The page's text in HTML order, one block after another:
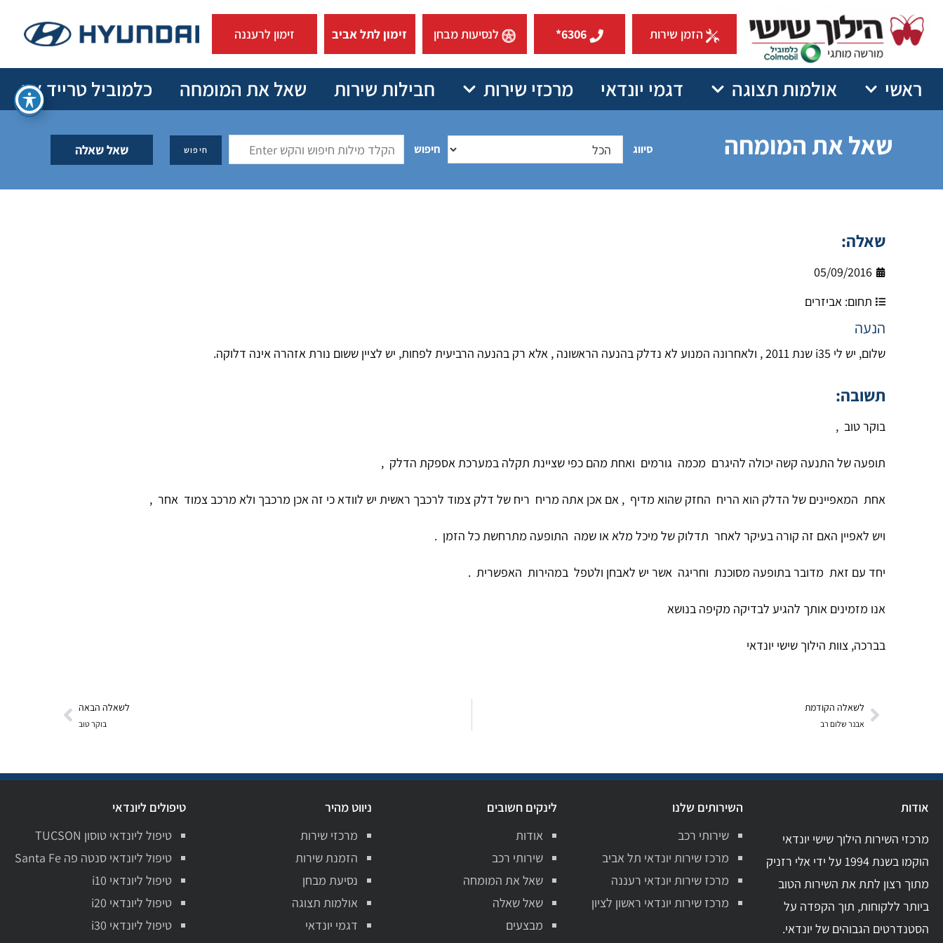
הזמן שירות 6306* לנסיעות מבחן זימון לתל אביב זימון לרעננה
ראשי אולמות תצוגה דגמי יונדאי מרכזי שירות חבילות שירות שאל את המומחה כלמוביל טרייד אין
שאל את המומחה סיווג חיפוש שאל שאלה
שאלה:
05/09/2016
תחום: אביזרים
הנעה
שלום, יש לי i35 שנת 2011 , ולאחרונה המנוע לא נדלק בהנעה הראשונה , אלא רק בהנעה הרביעית לפחות, יש לציין ששום נורת אזהרה אינה דלוקה.
תשובה:
בוקר טוב ,
תופעה של התנעה קשה יכולה להיגרם מכמה גורמים ואחת מהם כפי שציינת תקלה במערכת אספקת הדלק ,
אחת המאפיינים של הדלק הוא הריח החזק שהוא מדיף , אם אכן אתה מריח ריח של דלק צמוד לרכבך ראשית יש לוודא כי זה אכן מרכבך ולא מרכב צמוד אחר ,
ויש לאפיין האם זה קורה בעיקר לאחר תדלוק של מיכל מלא או שמה התופעה מתרחשת כל הזמן .
יחד עם זאת מדובר בתופעה מסוכנת וחריגה אשר יש לאבחן ולטפל במהירות האפשרית .
אנו מזמינים אותך להגיע לבדיקה מקיפה בנושא
בברכה, צוות הילוך שישי יונדאי
לשאלה הקודמת
אבנר שלום רב
לשאלה הבאה
בוקר טוב
אודות
מרכזי השירות הילוך שישי יונדאי
הוקמו בשנת 1994 על ידי אלי רזניק
מתוך רצון לתת את השירות הטוב
ביותר ללקוחות, תוך הקפדה על
הסטנדרטים הגבוהים של יונדאי.
השירותים שלנו
שירותי רכב
מרכז שירות יונדאי תל אביב
מרכז שירות יונדאי רעננה
מרכז שירות יונדאי ראשון לציון
לינקים חשובים
אודות
שירותי רכב
שאל את המומחה
שאל שאלה
מבצעים
ניווט מהיר
מרכזי שירות
הזמנת שירות
נסיעת מבחן
אולמות תצוגה
דגמי יונדאי
טיפולים ליונדאי
טיפול ליונדאי טוסון TUCSON
טיפול ליונדאי סנטה פה Santa Fe
טיפול ליונדאי i10
טיפול ליונדאי i20
טיפול ליונדאי i30